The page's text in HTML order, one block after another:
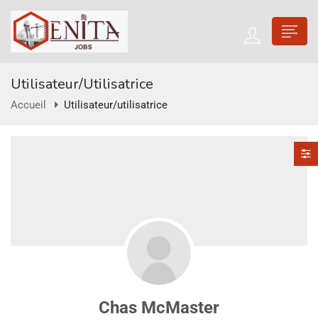
Utilisateur/utilisatrice
Accueil Utilisateur/utilisatrice
Chas McMaster